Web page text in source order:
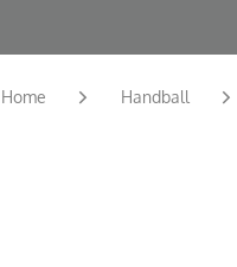
Home Handball